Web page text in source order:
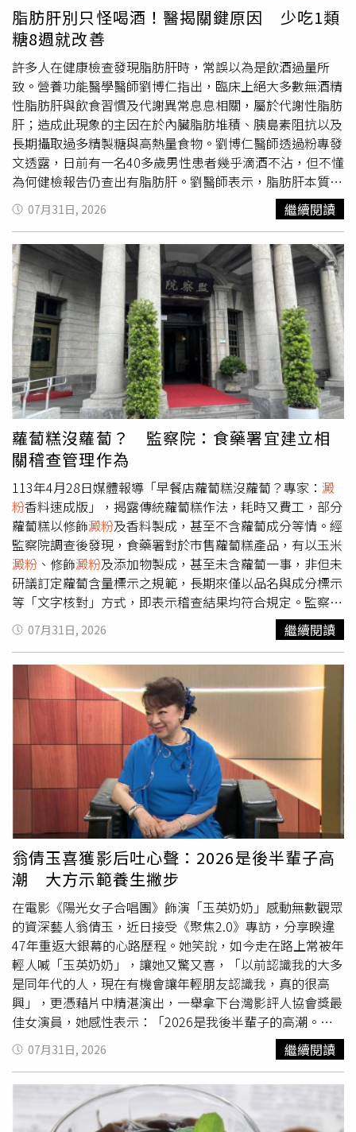
脂肪肝別只怪喝酒！醫揭關鍵原因 少吃1類
糖8週就改善
許多人在健康檢查發現脂肪肝時，常誤以為是飲酒過量所
致。營養功能醫學醫師劉博仁指出，臨床上絕大多數無酒精
性脂肪肝與飲食習慣及代謝異常息息相關，屬於代謝性脂肪
肝；造成此現象的主因在於內臟脂肪堆積、胰島素阻抗以及
長期攝取過多精製糖與高熱量食物。劉博仁醫師透過粉專發
文透露，日前有一名40多歲男性患者幾乎滴酒不沾，但不懂
為何健檢報告仍查出有脂肪肝。劉醫師表示，脂肪肝本質上
是整體代謝系統發出的「求救訊號」，由於初期往往沒有明
顯不適症狀，許多人都是在體檢時才偶然發現；而造成脂肪
肝真正的原因其實與胰島素阻抗、內臟脂肪增加，以及長期
攝取過多精製糖和熱量有關。因此，劉醫師引述權威醫學期
刊《JAMA》刊登的隨機臨床試驗表示，脂肪肝患者在嚴格
限制「游離糖（Free Sugar）」攝取後，僅需短短8週，透
過磁振造影（MRI）即可觀察到肝臟脂肪顯著下降，且肝功
能指數（ALT）也同步改善。這項研究證實，改善脂肪肝無
需完全仰賴藥物治療，從日常生活切斷過量添加糖的來源，
就是啟動肝臟復原的關鍵第一步。除此之外，針對民眾常詢
問「罹患脂肪肝是否不能吃水果」的疑慮，劉醫師說明，新
鮮的原型水果富含膳食纖維，能有效延緩糖分吸收速度，適
量食用並不會造成負擔。真正需要嚴格忌口的是含糖手搖飲
料、包裝果汁、蛋糕甜點及加工食品中的添加糖；這些游離
糖進入人體後會迅速轉化為脂肪堆積於肝臟，成為引發代謝
異常與脂肪肝的隱形殺手。不過，脂肪肝是能夠逆轉的，劉
醫師建議民眾可從四個面向著手。首先是戒除含糖飲料，改
以白開水為主要水分來源；其次是維持每週至少150分鐘有
氧運動，並搭配2至3次肌力訓練以提升肌肉量，進而改善胰
島素阻抗；第三是適度控制體重，研究顯示體重減輕約5%
至10%即可顯著改善肝臟脂肪堆積；最後則是多攝取原型食
物、優質蛋白質、蔬菜與堅果，減少精製澱粉。劉醫師提
醒，民眾應將脂肪肝視為健康警訊與逆轉時機，從日常生活
中少喝一杯含糖飲料、多進行一次運動開始做起，把握黃金
期積極調理，就能讓代謝功能與肝臟健康逐步重回正軌。◎
喝酒勿開車！飲酒過量，有害健康，未滿18歲請勿飲酒。
07月31日, 2026 繼續閱讀
蘿蔔糕沒蘿蔔？ 監察院：食藥署宜建立相
關稽查管理作為
113年4月28日媒體報導「早餐店蘿蔔糕沒蘿蔔？專家： 澱
粉香料速成版」，揭露傳統蘿蔔糕作法，耗時又費工，部分
蘿蔔糕以修飾澱粉及香料製成，甚至不含蘿蔔成分等情。經
監察院調查後發現，食藥署對於市售蘿蔔糕產品，有以玉米
澱粉 、修飾澱粉及添加物製成，甚至未含蘿蔔一事，非但未
研議訂定蘿蔔含量標示之規範，長期來僅以品名與成分標示
等「文字核對」方式，即表示稽查結果均符合規定。監察院
社會福利及衛生環境委員會於115年7月22日通過監察委員
田秋堇所提調查報告，要求相關機關檢討改進。監察院表
示，另衛福部自97年11月20日起，雖已規範辛烯基丁二酸
澱粉 等3項修飾 澱粉 之使用限量，但食藥署迄今怠未建立
檢驗方法(意即無法檢驗)，遑論抽驗市售產品該3項修飾 澱
之含量情形，致該限量規範形同虛設。此外調查發現，食
藥署復未曾探究該3項修飾澱粉必須限量使用的原因、對於
人體健康危害的暴露風險，甚未知悉該等澱粉實際應用的加
工範圍及產品，對其應有認知明顯不足，顯未依法定職責適
時檢討相關法規等。調查報告指出，衛福部依食安法第22條
規定，曾於102年11月29日公告「市售包裝米粉絲產品標示
規定」，含米量100%者始可標示為「純米粉」或「純米
絲」；含米量達50%以上者可標示為「調合米粉」或「調合
米絲」；另含米量未達50%者，不得使用「米粉」2字作為
品名，且應於產品外包裝正面處顯著標示含米量百分比或等
同意義字樣。此外，衛福部於103年1月21日公告「宣稱含
果蔬汁之市售包裝飲料標示規定」，針對產品外包裝標示果
蔬名稱或圖示，且直接供飲用之包裝飲料，其果蔬汁含量達
10%以上，應標示原汁含有率，未達10%者，應標示「果
(蔬)汁含量未達百分之十」或原汁含有率。復於103年2月19
日公告「鮮乳保久乳調味乳乳飲品及乳粉品名及標示規
定」，明定調製乳粉產品應標示乳粉含量百分比。可見，針
對品名直接以食品原料名稱標示之產品，衛福部前已有針對
米粉、果汁及乳品等訂定「含量」標示規範之先例。此外，
據本案諮詢專家學者指出，日本對於食品名稱或包裝上強調
某原料(例如：宇治抹茶蛋糕、大根餅)之產品，按日本「食
品表示法」規定，含量最高的原料，必須標示該原料之產
07月31日, 2026 繼續閱讀
翁倩玉喜獲影后吐心聲：2026是後半輩子高
潮 大方示範養生撇步
在電影《陽光女子合唱團》飾演「玉英奶奶」感動無數觀眾
的資深藝人翁倩玉，近日接受《聚焦2.0》專訪，分享睽違
47年重返大銀幕的心路歷程。她笑說，如今走在路上常被年
輕人喊「玉英奶奶」，讓她又驚又喜，「以前認識我的大多
是同年代的人，現在有機會讓年輕朋友認識我，真的很高
興」，更憑藉片中精湛演出，一舉拿下台灣影評人協會獎最
佳女演員，她感性表示：「2026是我後半輩子的高潮。」
談及這次在電影中的演出，翁倩玉透露，由於角色長期待在
監獄，不僅不能化妝，還得呈現疲憊滄桑的模樣。為了打造
最自然的白髮效果，劇組捨棄假髮，每天以染眉膏從髮根一
根根刷白，她笑說，光是造型就得耗時近一小時，頭髮還會
因膠質變得僵硬，每天收工後光洗頭就要花30分鐘，得先把
07月31日, 2026 繼續閱讀